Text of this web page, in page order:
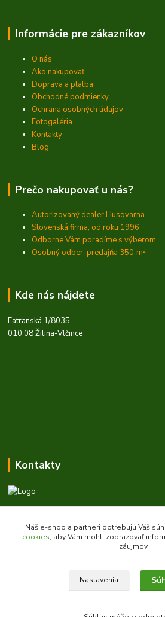
Informácie pre zákazníkov
O nás
Ako nakupovať
Doprava a platba
Obchodné podmienky
Ochrana osobných údajov
Fotogaléria
Kontakty
Blog
Prečo nakupovať u nás?
Autorizovaný dealer Husqvarna
Slovenská firma, od roku 1996
Odborne Vám poradíme s výberom
Osobný odber, predajňa 350 m²
Kde nás nájdete
Fatranská 1/8035
010 08 Žilina-Vlčince
Kontakty
Zákaznícka podpora daes.sk
+421 903 707 668
(Po-Pia, 8-16 hod.)
Náš e-shop a partneri potrebujú Váš
cookies, aby Vám mohli zobrazovať
záujmov.
Nastavenia